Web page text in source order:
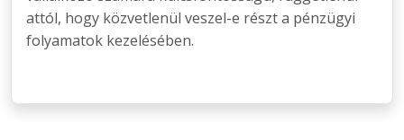
attól, hogy közvetlenül veszel-e részt a pénzügyi
folyamatok kezelésében.